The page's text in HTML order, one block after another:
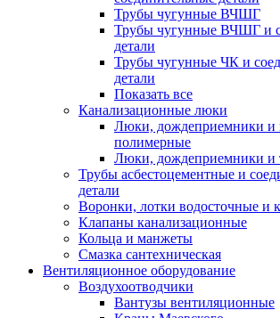
Трубы чугунные ВЧШГ
Трубы чугунные ВЧШГ и
детали
Трубы чугунные ЧК и
детали
Показать все
Канализационные люки
Люки, дождеприемники и
полимерные
Люки, дождеприемники и
Трубы асбестоцементные и
детали
Воронки, лотки водосточные и
Клапаны канализационные
Кольца и манжеты
Смазка сантехническая
Вентиляционное оборудование
Воздухоотводчики
Вантузы вентиляционные